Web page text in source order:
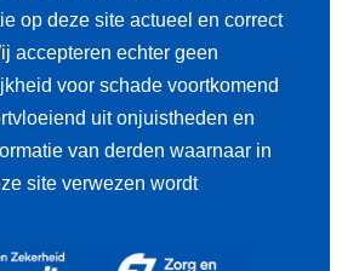
op deze site actueel en correct
accepteren echter geen
voor schade voortkomend
uit onjuistheden en
van derden waarnaar in
site verwezen wordt